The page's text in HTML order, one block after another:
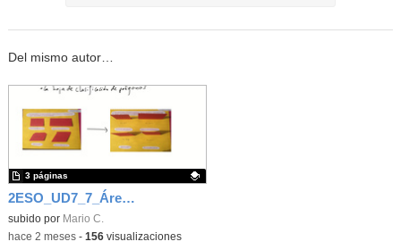
Del mismo autor…
2ESO_UD7_7_Áreas de paralelogramos
Contenido educativo.
subido por Mario C.
3 páginas
-hace 2 meses- 156visualizaciones